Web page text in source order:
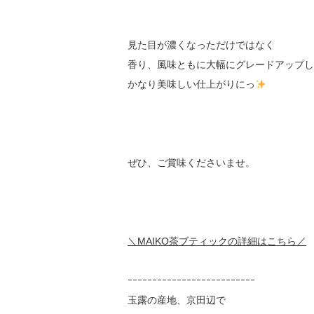
見た目が濃くなっただけではなく
香り、風味ともに大幅にグレードアップ
かなり美味しい仕上がりにっ
ぜひ、ご賞味くださいませ。
＼MAIKO茶ブティックの詳細はこちら／
ｰｰｰｰｰｰｰｰｰｰｰｰｰｰｰｰｰｰｰｰｰｰｰｰｰｰ
玉露の産地、京田辺で